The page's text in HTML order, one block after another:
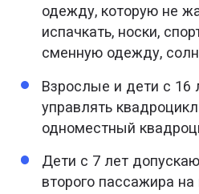
одежду, которую не
испачкать, носки,
сменную одежду,
Взрослые и дети с 16
управлять
одноместный
Дети с 7 лет
второго пассажира